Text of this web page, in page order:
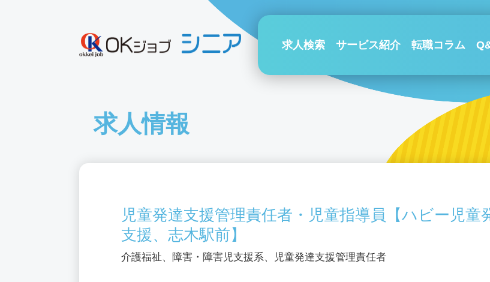
求人検索 サービス紹介 転職コラム
求人情報
児童発達支援管理責任者・児童指導員【ハビー児童
支援、志木駅前】
介護福祉、障害・障害児支援系、児童発達支援管理責任者